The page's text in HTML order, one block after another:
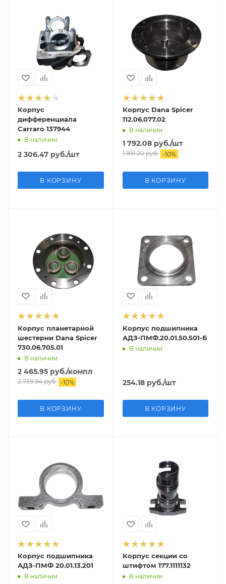
Корпус
дифференциала
Carraro 137944
В наличии
2 306.47 руб./шт
В КОРЗИНУ
Корпус Dana Spicer
112.06.077.02
В наличии
1 792.08руб./шт
1 991.20руб. -10%
В КОРЗИНУ
Корпус планетарной
шестерни Dana Spicer
730.06.705.01
В наличии
2 465.95 руб./компл
2 739.94руб. -10%
В КОРЗИНУ
Корпус подшипника
АДЗ-ПМФ.20.01.50.501-Б
В наличии
254.18руб./шт
В КОРЗИНУ
Корпус подшипника
АДЗ-ПМФ 20.01.13.201
В наличии
Корпус секции со
штифтом 177.1111132
В наличии